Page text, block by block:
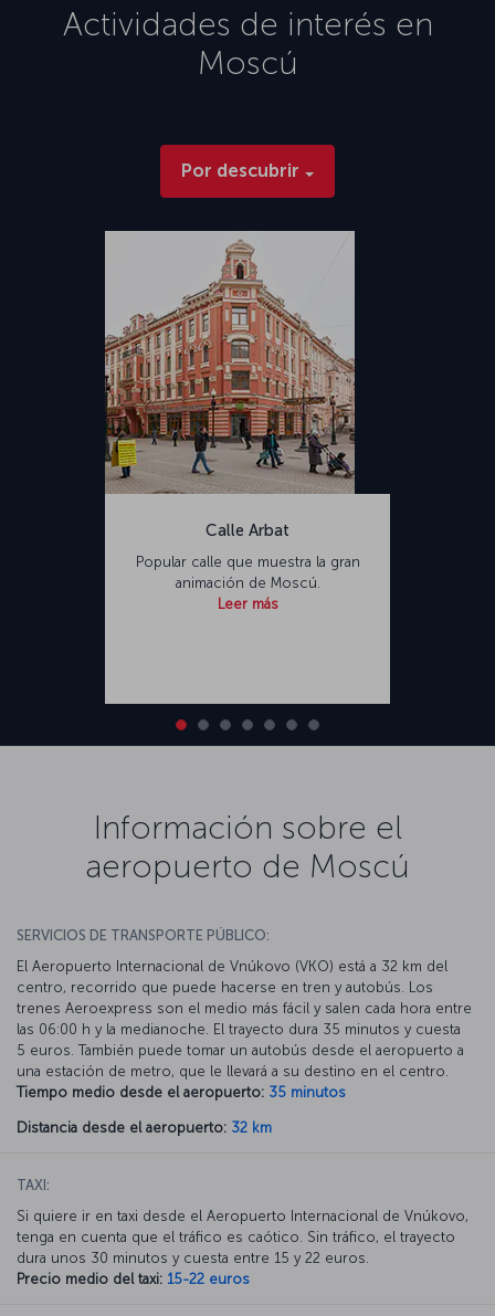
Actividades de interés en
Moscú
Por descubrir
Calle Arbat
Popular calle que muestra la gran
animación de Moscú.
Leer más
Información sobre el
aeropuerto de Moscú
SERVICIOS DE TRANSPORTE PÚBLICO:
El Aeropuerto Internacional de Vnúkovo (VKO) está a 32 km del
centro, recorrido que puede hacerse en tren y autobús. Los
trenes Aeroexpress son el medio más fácil y salen cada hora entre
las 06:00 h y la medianoche. El trayecto dura 35 minutos y cuesta
5 euros. También puede tomar un autobús desde el aeropuerto a
una estación de metro, que le llevará a su destino en el centro.
Tiempo medio desde el aeropuerto: 35 minutos
Distancia desde el aeropuerto: 32 km
TAXI:
Si quiere ir en taxi desde el Aeropuerto Internacional de Vnúkovo,
tenga en cuenta que el tráfico es caótico. Sin tráfico, el trayecto
dura unos 30 minutos y cuesta entre 15 y 22 euros.
Precio medio del taxi: 15-22 euros